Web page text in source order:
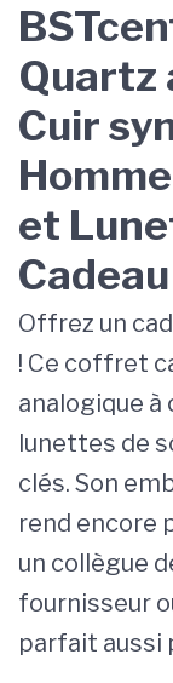
Quartz
Cuir
et
Offrez un
! Ce coffret
analogique à
lunettes de
clés. Son
rend encore
un collègue
fournisseur
parfait aussi